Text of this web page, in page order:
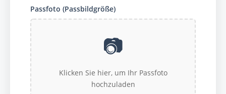
Passfoto (Passbildgröße)
📷
Klicken Sie hier, um Ihr Passfoto
hochzuladen